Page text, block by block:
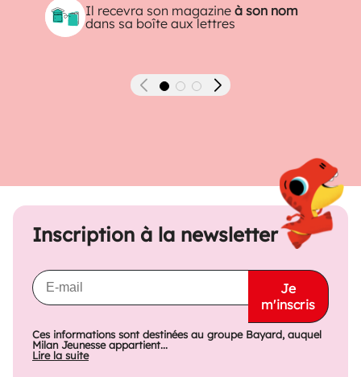
Il recevra son magazineà son nom
dans sa boîte aux lettres
Précédent Suivant
Inscription à la newsletter
Je
m'inscris
Ces informations sont destinées au groupe Bayard, auquel
Milan Jeunesse appartient...
Lire la suite